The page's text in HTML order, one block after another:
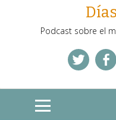
Podcast sobre el
MENU
WIDGETS
SEARCH